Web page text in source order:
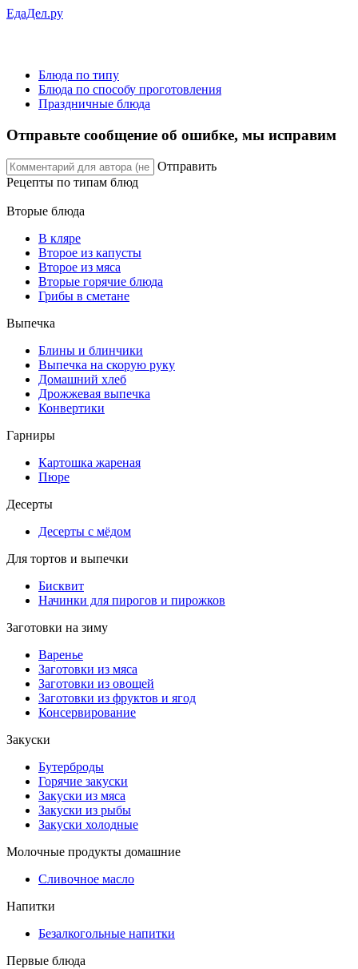
ЕдаДел.ру
Блюда по типу
Блюда по способу проготовления
Праздничные блюда
Отправьте сообщение об ошибке, мы исправим
Отправить
Рецепты по типам блюд
Вторые блюда
В кляре
Второе из капусты
Второе из мяса
Вторые горячие блюда
Грибы в сметане
Выпечка
Блины и блинчики
Выпечка на скорую руку
Домашний хлеб
Дрожжевая выпечка
Конвертики
Гарниры
Картошка жареная
Пюре
Десерты
Десерты с мёдом
Для тортов и выпечки
Бисквит
Начинки для пирогов и пирожков
Заготовки на зиму
Варенье
Заготовки из мяса
Заготовки из овощей
Заготовки из фруктов и ягод
Консервирование
Закуски
Бутерброды
Горячие закуски
Закуски из мяса
Закуски из рыбы
Закуски холодные
Молочные продукты домашние
Сливочное масло
Напитки
Безалкогольные напитки
Первые блюда